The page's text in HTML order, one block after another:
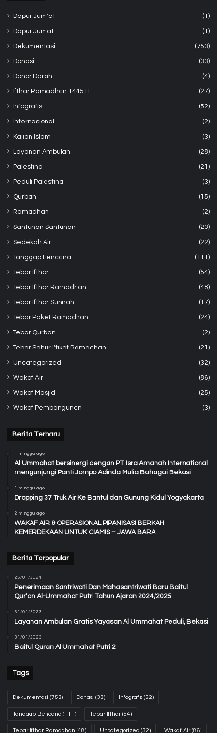
Dapur Jum'at (1)
Dapur Jumat (1)
Dekumentasi (753)
Donasi (33)
Donor Darah (4)
Ifthar Ramadhan 1445 H (27)
Infografis (52)
Internasional (2)
Kajian Islam (3)
Layanan Ambulan (28)
Palestina (21)
Peduli Palestina (3)
Qurban (15)
Ramadhan (2)
Santunan Santunan (23)
Sedekah Air (22)
Tanggap Bencana (111)
Tebar Ifthar (54)
Tebar Ifthar Ramadhan (48)
Tebar Ifthar Sunnah (17)
Tebar Paket Ramadhan (24)
Tebar Qurban (2)
Tebar Sahur I'tikaf Ramadhan (21)
Uncategorized (32)
Wakaf Air (86)
Wakaf Masjid (25)
Wakaf Pembangunan (3)
Berita Terbaru
1 minggu ago
Al Ummahat bersinergi dengan PT. Isra Amanah International
mengunjungi Panti Jompo Adinda Mulia Bahagai Bekasi
1 minggu ago
Dropping 37 Truk Air Ke Bantul dan Gunung Kidul Yogyakarta
2 minggu ago
WAKAF AIR & OPERASIONAL PIPANISASI BERKAH
KEMERDEKAAN UNTUK CIAMIS – JAWA BARA
Berita Terpopular
25/01/2024
Penerimaan Santriwati Dan Mahasantriwati Baru Baitul
Qur’an Al-Ummahat Putri Tahun Ajaran 2024/2025
31/01/2023
Layanan Ambulan Gratis Yayasan Al Ummahat Peduli, Bekasi
31/01/2023
Baitul Quran Al Ummahat Putri 2
Tags
Dekumentasi (753) Donasi (33) Infografis (52)
Tanggap Bencana (111) Tebar Ifthar(54)
Tebar Ifthar Ramadhan (48) Uncategorized (32) Wakaf Air(86)